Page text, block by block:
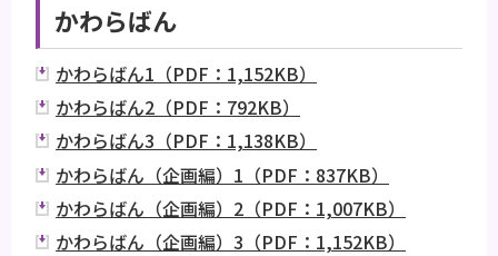
かわらばん
かわらばん1（PDF：1,152KB）
かわらばん2（PDF：792KB）
かわらばん3（PDF：1,138KB）
かわらばん（企画編）1（PDF：837KB）
かわらばん（企画編）2（PDF：1,007KB）
かわらばん（企画編）3（PDF：1,152KB）